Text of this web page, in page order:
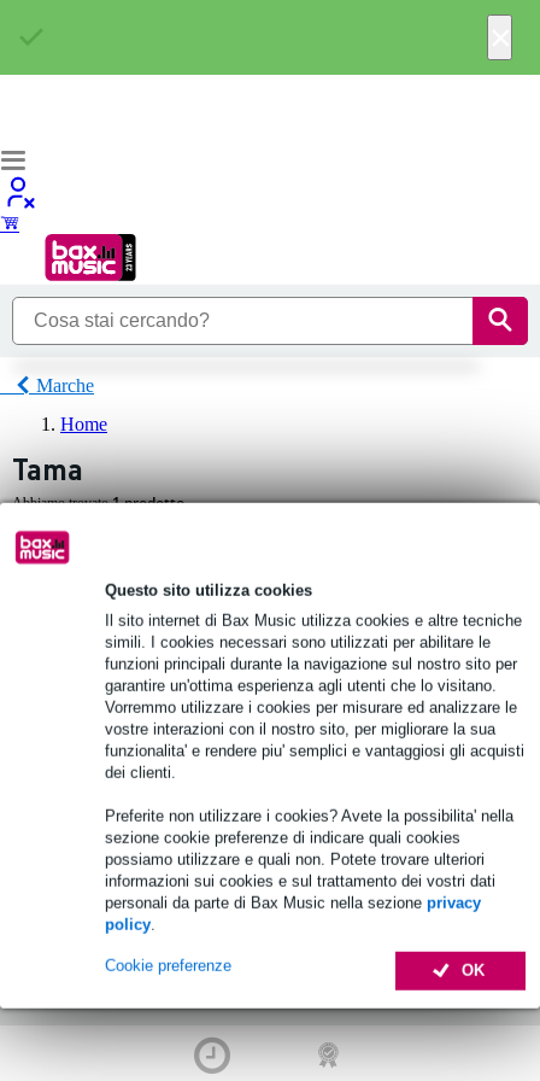
Questo sito utilizza cookies
Il sito internet di Bax Music utilizza cookies e altre tecniche
simili. I cookies necessari sono utilizzati per abilitare le
funzioni principali durante la navigazione sul nostro sito per
garantire un'ottima esperienza agli utenti che lo visitano.
Vorremmo utilizzare i cookies per misurare ed analizzare le
vostre interazioni con il nostro sito, per migliorare la sua
funzionalita' e rendere piu' semplici e vantaggiosi gli acquisti
dei clienti.
Preferite non utilizzare i cookies? Avete la possibilita' nella
sezione cookie preferenze di indicare quali cookies
possiamo utilizzare e quali non. Potete trovare ulteriori
informazioni sui cookies e sul trattamento dei vostri dati
personali da parte di Bax Music nella sezione privacy
policy.
OK
Cookie preferenze
Marche
Home
Tama
Abbiamo trovato1 prodotto.
Offer
ta
10% DI SCONTO
EXTRA CON IL
(B-Stock) Tama J34T Power Tower Rack
pinza
Prezzo consigliato 47,00 € 30,00 €
Disponibile